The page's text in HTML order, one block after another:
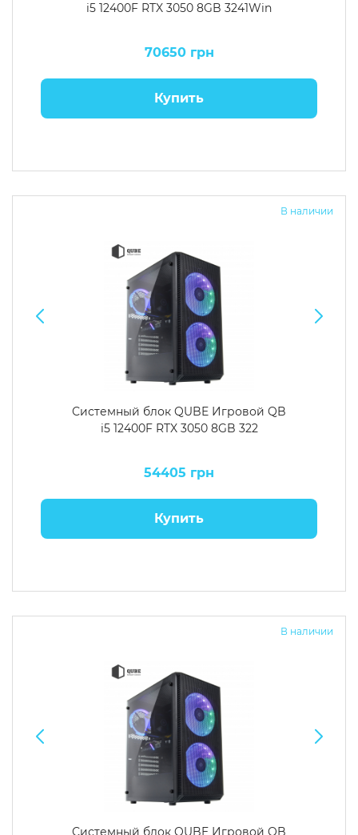
i5 12400F RTX 3050 8GB 3241Win
70650 грн
Купить
В наличии
Системный блок QUBE Игровой QB
i5 12400F RTX 3050 8GB 322
54405 грн
Купить
В наличии
Системный блок QUBE Игровой QB